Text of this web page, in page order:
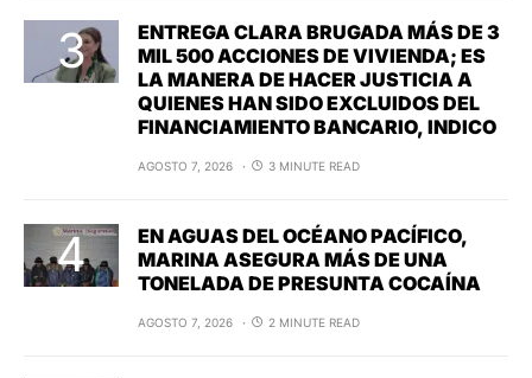
ENTREGA CLARA BRUGADA MÁS DE 3
MIL 500 ACCIONES DE VIVIENDA; ES
LA MANERA DE HACER JUSTICIA A
QUIENES HAN SIDO EXCLUIDOS DEL
FINANCIAMIENTO BANCARIO, INDICO
AGOSTO 7, 2026 3 MINUTE READ
EN AGUAS DEL OCÉANO PACÍFICO,
MARINA ASEGURA MÁS DE UNA
TONELADA DE PRESUNTA COCAÍNA
AGOSTO 7, 2026 2 MINUTE READ